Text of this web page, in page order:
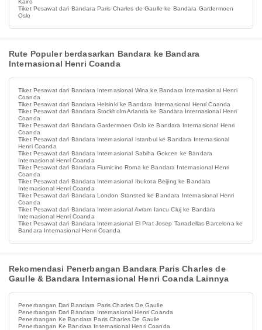
Kairo
Tiket Pesawat dari Bandara Paris Charles de Gaulle ke Bandara Gardermoen
Oslo
Rute Populer berdasarkan Bandara ke Bandara
Internasional Henri Coanda
Tiket Pesawat dari Bandara Internasional Wina ke Bandara Internasional Henri
Coanda
Tiket Pesawat dari Bandara Helsinki ke Bandara Internasional Henri Coanda
Tiket Pesawat dari Bandara Stockholm Arlanda ke Bandara Internasional Henri
Coanda
Tiket Pesawat dari Bandara Gardermoen Oslo ke Bandara Internasional Henri
Coanda
Tiket Pesawat dari Bandara Internasional Istanbul ke Bandara Internasional
Henri Coanda
Tiket Pesawat dari Bandara Internasional Sabiha Gokcen ke Bandara
Internasional Henri Coanda
Tiket Pesawat dari Bandara Fiumicino Roma ke Bandara Internasional Henri
Coanda
Tiket Pesawat dari Bandara Internasional Ibukota Beijing ke Bandara
Internasional Henri Coanda
Tiket Pesawat dari Bandara London Stansted ke Bandara Internasional Henri
Coanda
Tiket Pesawat dari Bandara Internasional Avram Iancu Cluj ke Bandara
Internasional Henri Coanda
Tiket Pesawat dari Bandara Internasional El Prat Josep Tarradellas Barcelona ke
Bandara Internasional Henri Coanda
Rekomendasi Penerbangan Bandara Paris Charles de
Gaulle & Bandara Internasional Henri Coanda Lainnya
Penerbangan Dari Bandara Paris Charles De Gaulle
Penerbangan Dari Bandara Internasional Henri Coanda
Penerbangan Ke Bandara Paris Charles De Gaulle
Penerbangan Ke Bandara Internasional Henri Coanda